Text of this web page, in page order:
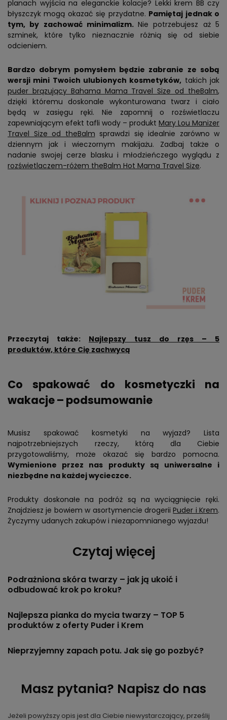
planach wyjścia na eleganckie kolacje? Lekki krem BB czy
błyszczyk mogą okazać się przydatne. Pamiętaj jednak o
tym, by zachować minimalizm.Nie potrzebujesz aż 5
szminek, które tylko nieznacznie różnią się od siebie
odcieniem.
Bardzo dobrym pomysłem będzie zabranie ze sobą
wersji mini Twoich ulubionych kosmetyków, takich jak
puder brązujący Bahama Mama Travel Size od theBalm,
dzięki któremu doskonale wykonturowana twarz i ciało
będą w zasięgu ręki. Nie zapomnij o rozświetlaczu
zapewniającym efekt tafli wody – produkt Mary Lou Manizer
Travel Size od theBalm sprawdzi się idealnie zarówno w
dziennym jak i wieczornym makijażu. Zadbaj także o
nadanie swojej cerze blasku i młodzieńczego wyglądu z
rozświetlaczem-różem theBalm Hot Mama Travel Size.
Przeczytaj także: Najlepszy tusz do rzęs – 5
produktów, które Cię zachwycą
Co spakować do kosmetyczki na
wakacje – podsumowanie
Musisz spakować kosmetyki na wyjazd? Lista
najpotrzebniejszych rzeczy, którą dla Ciebie
przygotowaliśmy, może okazać się bardzo pomocna.
Wymienione przez nas produkty są uniwersalne i
niezbędne na każdej wycieczce.
Produkty doskonałe na podróż są na wyciągnięcie ręki.
Znajdziesz je bowiem w asortymencie drogeriiPuder i Krem.
Życzymy udanych zakupów i niezapomnianego wyjazdu!
Czytaj więcej
Podrażniona skóra twarzy – jak ją ukoić i
odbudować krok po kroku?
Najlepsza pianka do mycia twarzy – TOP 5
produktów z oferty Puder i Krem
Nieprzyjemny zapach potu. Jak się go pozbyć?
Masz pytania? Napisz do nas
Jeżeli powyższy opis jest dla Ciebie niewystarczający, prześlij